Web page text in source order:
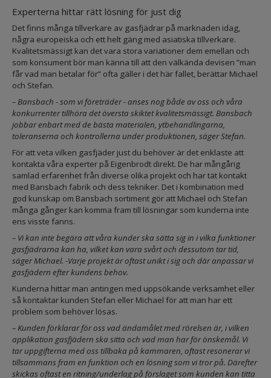
Experterna hittar rätt lösning för just dig
Det finns många tillverkare av gasfjädrar på marknaden idag,
några europeiska och ett helt gäng med asiatiska tillverkare.
Kvalitetsmässigt kan det vara stora variationer dem emellan och
som konsument bör man känna till att den välkända devisen ”man
får vad man betalar för” ofta gäller i det här fallet, berättar Michael
och Stefan.
– Bansbach - som vi företräder - anses nog både av oss och våra
konkurrenter tillhöra det översta skiktet kvalitetsmässigt. Bansbach
jobbar enbart med de bästa materialen, ytbehandlingarna,
toleranserna och kontrollerna under produktionen, säger Stefan.
För att veta vilken gasfjäder just du behöver är det enklaste att
kontakta våra experter på Eigenbrodt direkt. De har mångårig
samlad erfarenhet från diverse olika projekt och har tät kontakt
med Bansbach fabrik och dess tekniker. Det i kombination med
god kunskap om Bansbach sortiment gör att Michael och Stefan
många gånger kan komma fram till lösningar som kunderna inte
ens visste fanns.
– Vi kan inte begära att våra kunder ska sätta sig in i vilka funktioner
gasfjädrarna kan ha, vilket kan vara svårt och dessutom tar tid,
säger Michael. -Varje projekt är oftast unikt i sig och där anpassar vi
gasfjädern efter kundens behov.
Kunderna hittar man antingen med uppsökande verksamhet eller
så kontaktar kunden Stefan eller Michael för att man har ett
problem som behöver lösas.
– Kunden förklarar för oss vad ändamålet med rörelsen är, i vilken
applikation gasfjädern ska sitta och vad man har för önskemål. Vi
tar uppgifterna med oss tillbaka på kammaren, oftast resonerar vi
tillsammans fram en funktion och en lösning som vi tror på. Därefter
skickas oftast en ritning/underlag på förslaget som kunden kan titta